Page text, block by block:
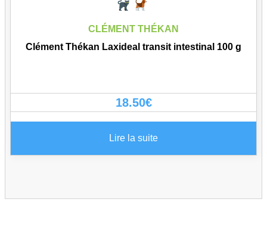
CLÉMENT THÉKAN
Clément Thékan Laxideal transit intestinal 100 g
18.50€
Lire la suite